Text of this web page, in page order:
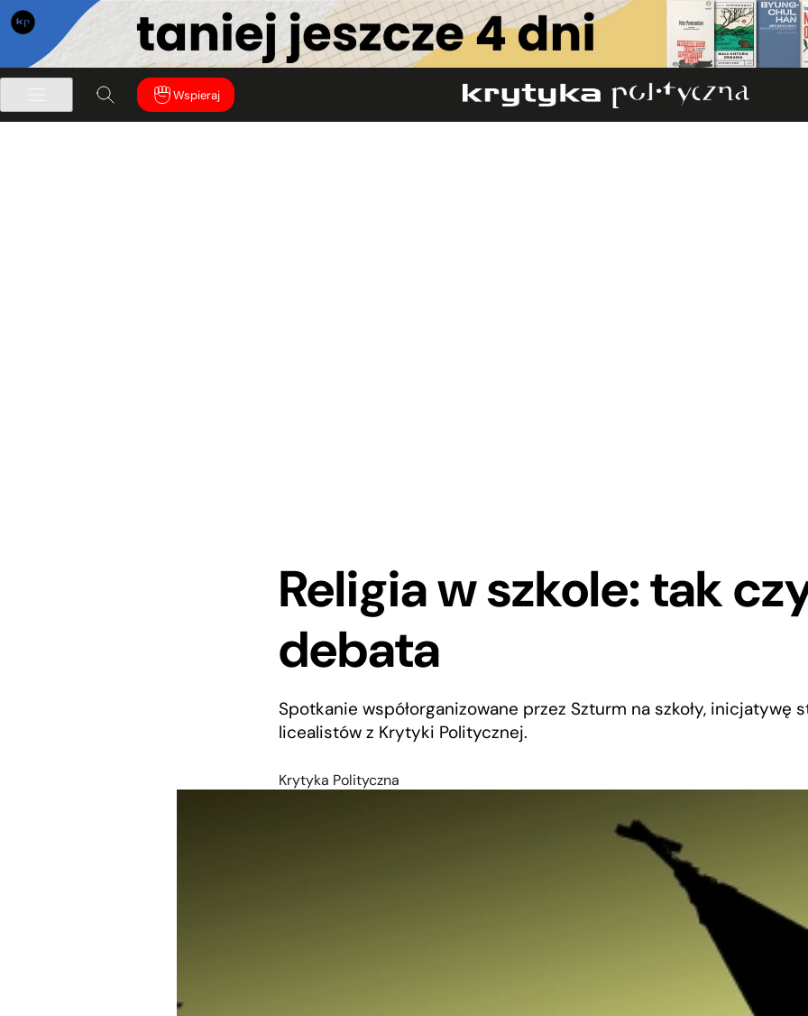
Wspieraj
Religia w szkole: tak
debata
Spotkanie współorganizowane przez Szturm na szkoły, inicjatywę
licealistów z Krytyki Politycznej.
Krytyka Polityczna